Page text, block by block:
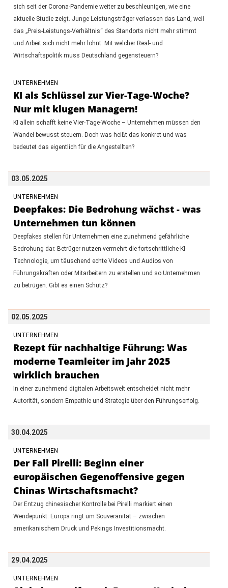
sich seit der Corona-Pandemie weiter zu beschleunigen, wie eine
aktuelle Studie zeigt. Junge Leistungsträger verlassen das Land, weil
das „Preis-Leistungs-Verhältnis“ des Standorts nicht mehr stimmt
und Arbeit sich nicht mehr lohnt. Mit welcher Real- und
Wirtschaftspolitik muss Deutschland gegensteuern?
UNTERNEHMEN
KI als Schlüssel zur Vier-Tage-Woche?
Nur mit klugen Managern!
KI allein schafft keine Vier-Tage-Woche – Unternehmen müssen den
Wandel bewusst steuern. Doch was heißt das konkret und was
bedeutet das eigentlich für die Angestellten?
03.05.2025
UNTERNEHMEN
Deepfakes: Die Bedrohung wächst - was
Unternehmen tun können
Deepfakes stellen für Unternehmen eine zunehmend gefährliche
Bedrohung dar. Betrüger nutzen vermehrt die fortschrittliche KI-
Technologie, um täuschend echte Videos und Audios von
Führungskräften oder Mitarbeitern zu erstellen und so Unternehmen
zu betrügen. Gibt es einen Schutz?
02.05.2025
UNTERNEHMEN
Rezept für nachhaltige Führung: Was
moderne Teamleiter im Jahr 2025
wirklich brauchen
In einer zunehmend digitalen Arbeitswelt entscheidet nicht mehr
Autorität, sondern Empathie und Strategie über den Führungserfolg.
30.04.2025
UNTERNEHMEN
Der Fall Pirelli: Beginn einer
europäischen Gegenoffensive gegen
Chinas Wirtschaftsmacht?
Der Entzug chinesischer Kontrolle bei Pirelli markiert einen
Wendepunkt: Europa ringt um Souveränität – zwischen
amerikanischem Druck und Pekings Investitionsmacht.
29.04.2025
UNTERNEHMEN